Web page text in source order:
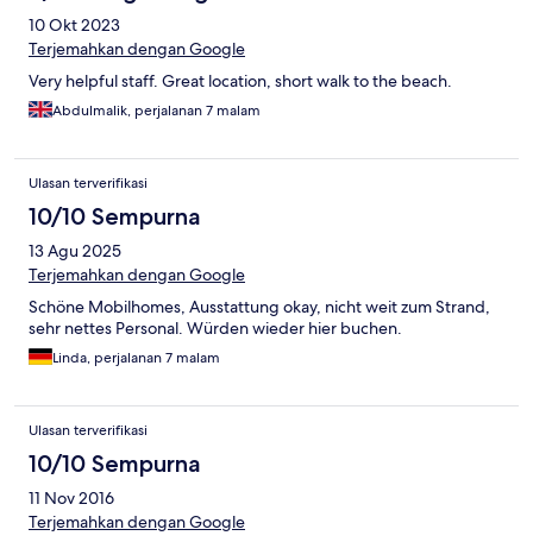
10 Okt 2023
Terjemahkan dengan Google
Very helpful staff. Great location, short walk to the beach.
Abdulmalik, perjalanan 7 malam
Ulasan terverifikasi
10/10 Sempurna
13 Agu 2025
Terjemahkan dengan Google
Schöne Mobilhomes, Ausstattung okay, nicht weit zum Strand,
sehr nettes Personal. Würden wieder hier buchen.
Linda, perjalanan 7 malam
Ulasan terverifikasi
10/10 Sempurna
11 Nov 2016
Terjemahkan dengan Google